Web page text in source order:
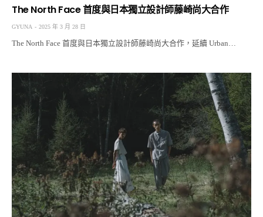
The North Face 首度與日本獨立設計師藤崎尚大合作
GYUNA 2025 年 3 月 28 日
The North Face 首度與日本獨立設計師藤崎尚大合作，延續 Urban…